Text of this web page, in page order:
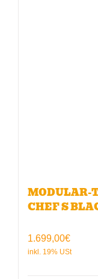
MODULAR-
CHEF S
1.699,00€